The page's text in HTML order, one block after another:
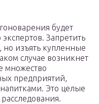
будет
Запретить
но изъять купленные
случае возникнет
множество
предприятий,
Это целые